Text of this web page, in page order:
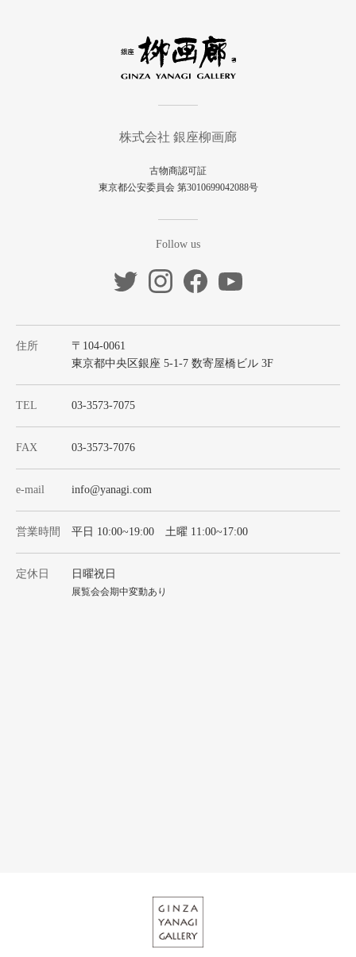
株式会社 銀座柳画廊
古物商認可証
東京都公安委員会 第3010699042088号
Follow us
住所
〒104-0061
東京都中央区銀座 5-1-7 数寄屋橋ビル 3F
TEL 03-3573-7075
FAX 03-3573-7076
e-mail info@yanagi.com
営業時間 平日 10:00~19:00 土曜 11:00~17:00
定休日 日曜祝日
展覧会会期中変動あり